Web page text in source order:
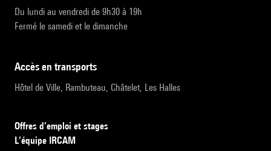
Du lundi au vendredi de 9h30 à 19h
Fermé le samedi et le dimanche
accès en transports
Hôtel de Ville, Rambuteau, Châtelet, Les Halles
Offres d’emploi et stages
L’équipe IRCAM